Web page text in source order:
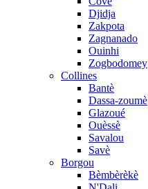
Djidja
Zakpota
Zagnanado
Ouinhi
Zogbodomey
Collines
Bantè
Dassa-zoumè
Glazoué
Ouèssè
Savalou
Savè
Borgou
Bèmbèrèkè